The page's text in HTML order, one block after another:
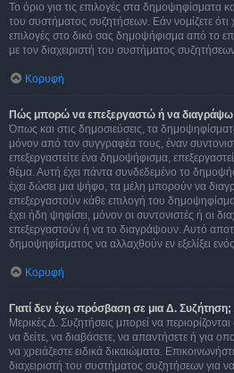
Το όριο για τις επιλογές στα δημοψηφίσματα
του συστήματος συζητήσεων. Εάν νομίζετε ότι
επιλογές στο δικό σας δημοψήφισμα από το
με τον διαχειριστή του συστήματος
Κορυφή
Πώς μπορώ να επεξεργαστώ ή να
Όπως και στις δημοσιεύσεις, τα
μόνον από τον συγγραφέα τους, έναν
επεξεργαστείτε ένα δημοψήφισμα,
θέμα. Αυτή έχει πάντα συνδεδεμένο το
έχει δώσει μια ψήφο, τα μέλη μπορούν να
επεξεργαστούν κάθε επιλογή του
έχει ήδη ψηφίσει, μόνον οι συντονιστές ή οι
επεξεργαστούν ή να το διαγράψουν. Αυτό
δημοψηφίσματος να αλλαχθούν εν εξελίξει
Κορυφή
Γιατί δεν έχω πρόσβαση σε μια Δ. Συζήτηση;
Μερικές Δ. Συζητήσεις μπορεί να
να δείτε, να διαβάσετε, να απαντήσετε ή για
να χρειάζεστε ειδικά δικαιώματα.
διαχειριστή του συστήματος συζητήσεων για